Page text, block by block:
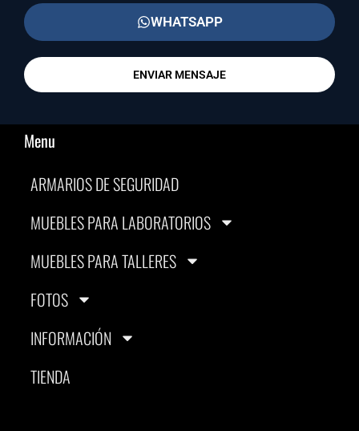
WHATSAPP
ENVIAR MENSAJE
Menu
ARMARIOS DE SEGURIDAD
MUEBLES PARA LABORATORIOS
MUEBLES PARA TALLERES
FOTOS
INFORMACIÓN
TIENDA